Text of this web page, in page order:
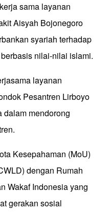
sama layanan
Aisyah Bojonegoro
syariah terhadap
nilai-nilai islami.
layanan
Pesantren Lirboyo
dalam mendorong
Kesepahaman (MoU)
dengan Rumah
Wakaf Indonesia yang
gerakan sosial